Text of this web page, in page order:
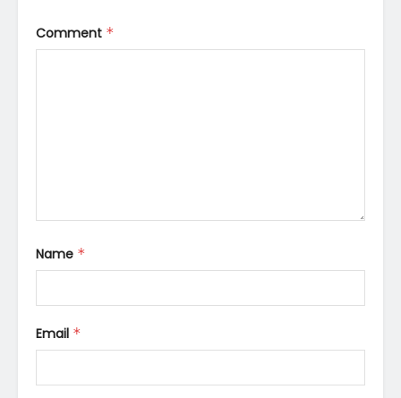
Comment *
Name *
Email *